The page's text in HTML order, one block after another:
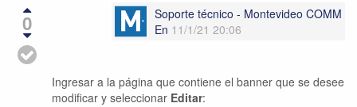
0
Soporte técnico - Montevideo COMM
En 11/1/21 20:06
Ingresar a la página que contiene el banner que se desee
modificar y seleccionar Editar: